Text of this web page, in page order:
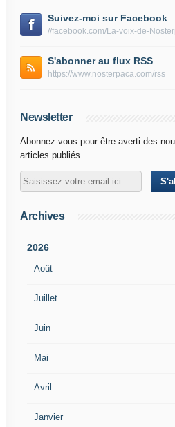
Suivez-moi sur Facebook
S'abonner au flux RSS
https://www.nosterpaca.com/rss
Newsletter
Abonnez-vous pour être averti des
articles publiés.
Archives
2026
Août
Juillet
Juin
Mai
Avril
Janvier